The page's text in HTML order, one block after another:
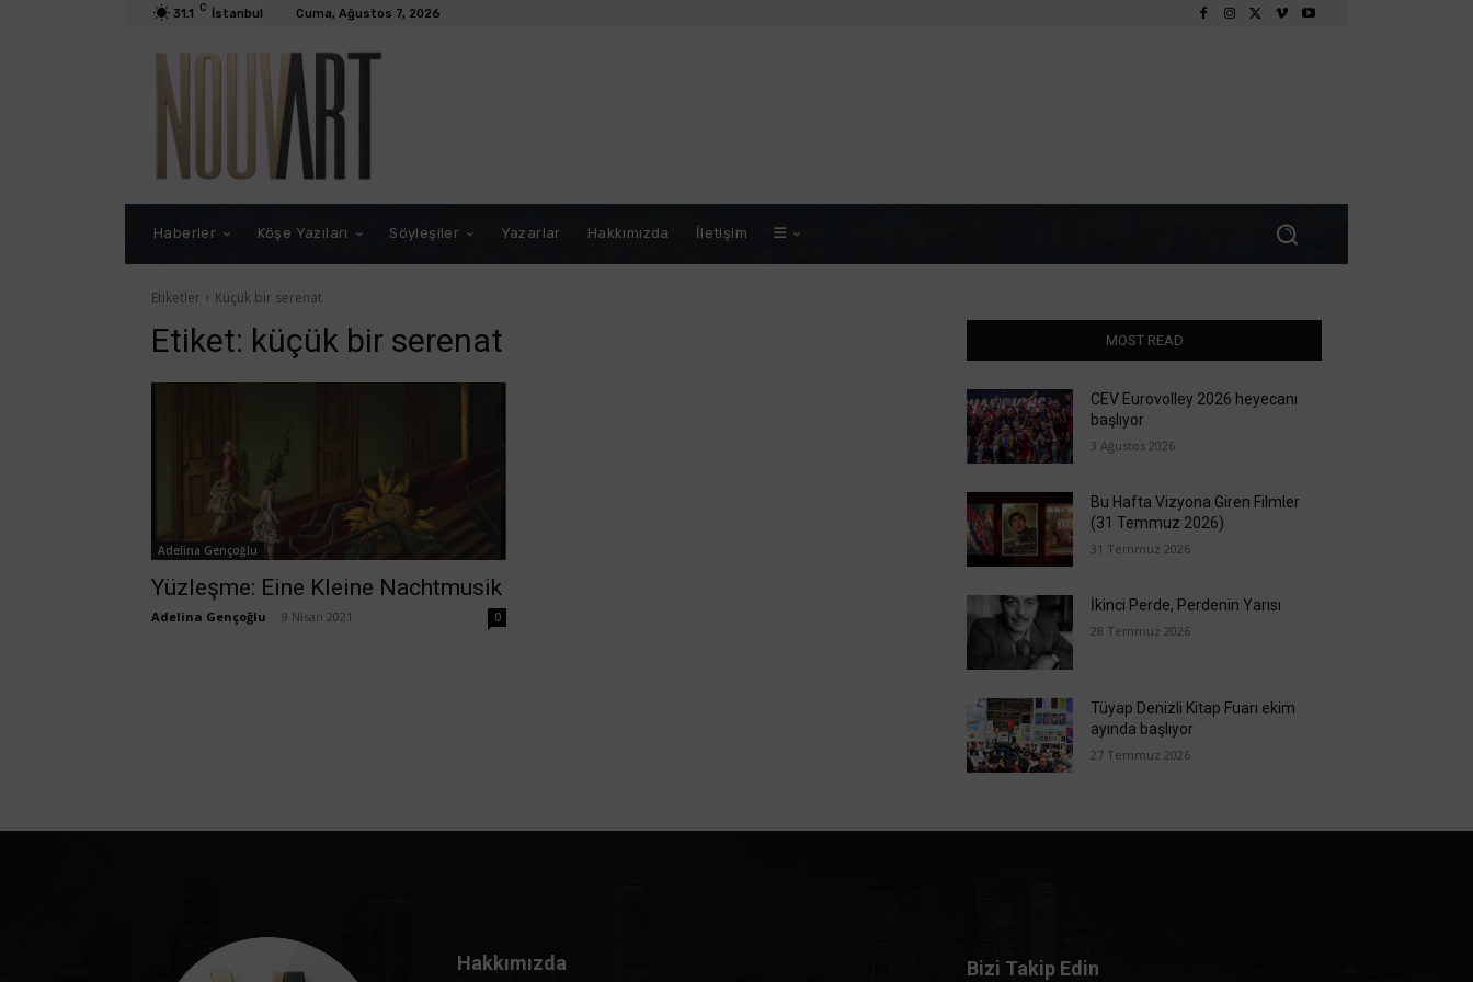
31.1 C İstanbul Cuma, Ağustos 7, 2026
Haberler Köşe Yazıları Söyleşiler Yazarlar Hakkımızda İletişim
Etiketler Küçük bir serenat
Etiket: küçük bir serenat
Adelina Gençoğlu
Yüzleşme: Eine Kleine Nachtmusik
Adelina Gençoğlu 9 Nisan 2021 0
MOST READ
CEV Eurovolley 2026 heyecanı
başlıyor
3 Ağustos 2026
Bu Hafta Vizyona Giren Filmler
(31 Temmuz 2026)
31 Temmuz 2026
İkinci Perde, Perdenin Yarısı
28 Temmuz 2026
Tüyap Denizli Kitap Fuarı ekim
ayında başlıyor
27 Temmuz 2026
Hakkımızda Bizi Takip Edin